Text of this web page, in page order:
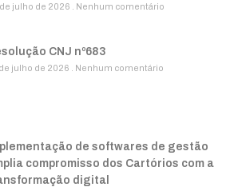
julho de 2026 Nenhum comentário
CNJ nº683
julho de 2026 Nenhum comentário
de softwares de gestão
compromisso dos Cartórios com a
digital